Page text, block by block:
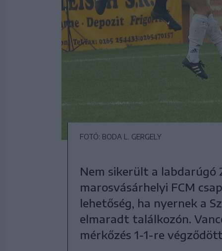
FOTÓ: BODA L. GERGELY
Nem sikerült a labdarúgó
marosvásárhelyi FCM
lehetőség, ha nyernek a
elmaradt találkozón.
mérkőzés 1-1-re